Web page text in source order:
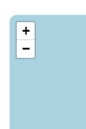
+
−